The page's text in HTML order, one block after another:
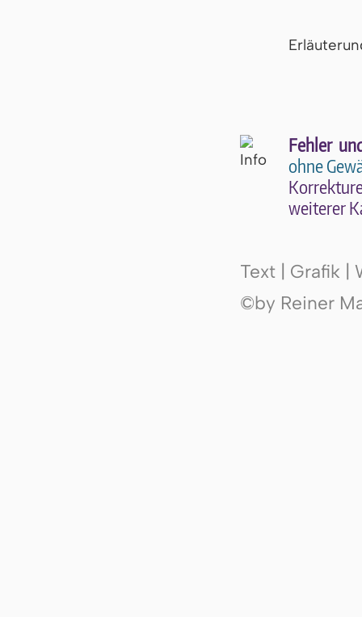
Fehler
ohne
wei­te­rer
Text | Grafik |
©by Reiner